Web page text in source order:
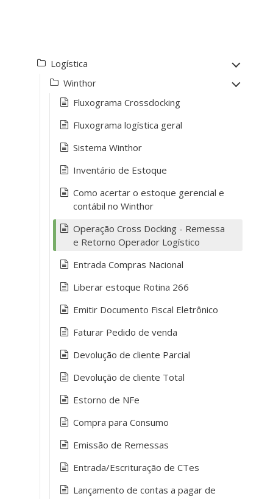
Logística
Winthor
Fluxograma Crossdocking
Fluxograma logística geral
Sistema Winthor
Inventário de Estoque
Como acertar o estoque gerencial e
contábil no Winthor
Operação Cross Docking - Remessa
e Retorno Operador Logístico
Entrada Compras Nacional
Liberar estoque Rotina 266
Emitir Documento Fiscal Eletrônico
Faturar Pedido de venda
Devolução de cliente Parcial
Devolução de cliente Total
Estorno de NFe
Compra para Consumo
Emissão de Remessas
Entrada/Escrituração de CTes
Lançamento de contas a pagar de